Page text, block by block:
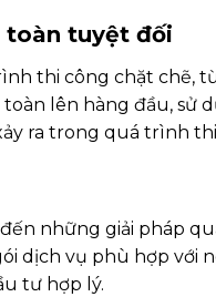
toàn tuyệt đối
thi công chặt chẽ,
lên hàng đầu, sử
ra trong quá trình
những giải pháp
dịch vụ phù hợp với
tư hợp lý.